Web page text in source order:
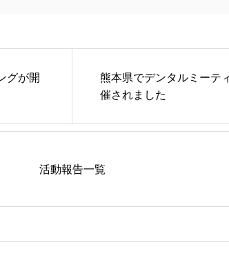
グが開
熊本県でデンタルミーテ
催されました
活動報告一覧